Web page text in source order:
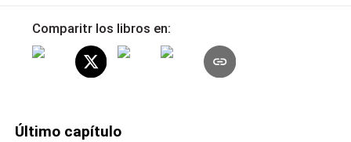
Comparitr los libros en:
Último capítulo